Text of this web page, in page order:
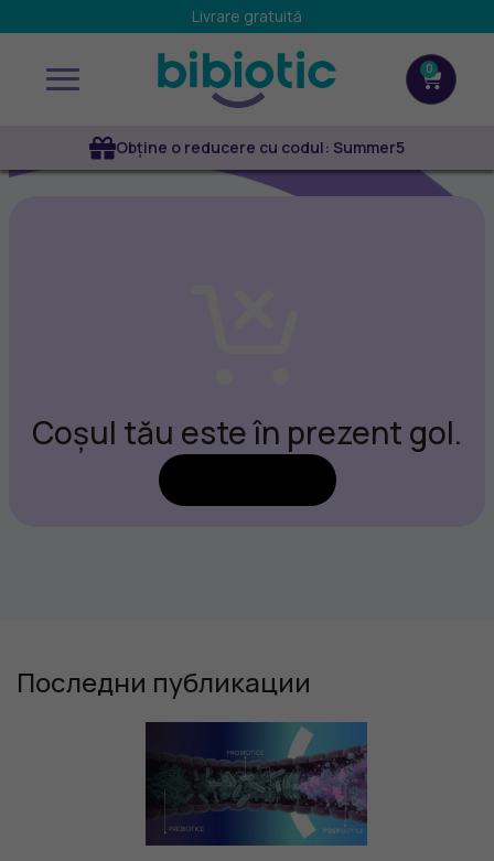
Livrare gratuită
0
Obține o reducere cu codul: Summer5
Coșul tău este în prezent gol.
Последни публикации